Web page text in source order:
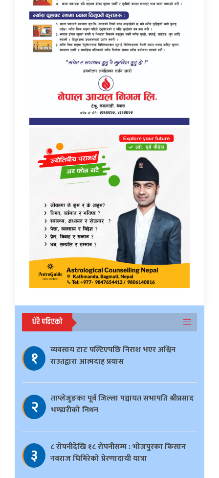
धेरै पढिएको
१
व्यवसाय टाट पल्टिएपछि निराश भएर अश्विन
राउतद्वारा आत्मदाह प्रयास
२
ताप्लेजुङका पूर्व जिल्ला पञ्चायत सभापति श्रीप्रसाद
भण्डारीको निधन
३
८ रोपनीदेखि १८ रोपनीसम्म : भोजपुरका किसान
नवराज घिमिरेको प्रेरणादायी यात्रा